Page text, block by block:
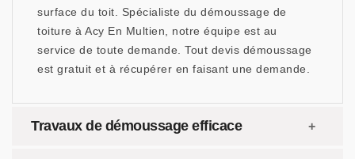
surface du toit. Spécialiste du démoussage de
toiture à Acy En Multien, notre équipe est au
service de toute demande. Tout devis démoussage
est gratuit et à récupérer en faisant une demande.
Travaux de démoussage efficace